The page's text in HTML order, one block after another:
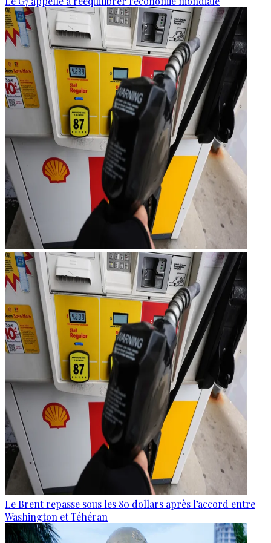
Le Brent repasse sous les 80 dollars après l’accord entre
Washington et Téhéran